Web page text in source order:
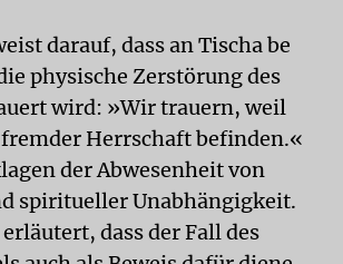
darauf, dass an Tischa be
physische Zerstörung des
wird: »Wir trauern, weil
Herrschaft befinden.«
der Abwesenheit von
spiritueller Unabhängigkeit.
dass der Fall des